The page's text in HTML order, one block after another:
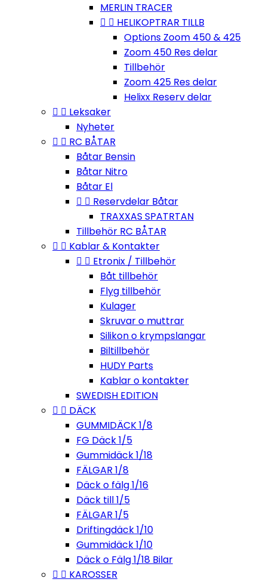
MERLIN TRACER
  HELIKOPTRAR TILLB
Options Zoom 450 & 425
Zoom 450 Res delar
Tillbehör
Zoom 425 Res delar
Helixx Reserv delar
  Leksaker
Nyheter
  RC BÅTAR
Båtar Bensin
Båtar Nitro
Båtar El
  Reservdelar Båtar
TRAXXAS SPATRTAN
Tillbehör RC BÅTAR
  Kablar & Kontakter
  Etronix / Tillbehör
Båt tillbehör
Flyg tillbehör
Kulager
Skruvar o muttrar
Silikon o krympslangar
Biltillbehör
HUDY Parts
Kablar o kontakter
SWEDISH EDITION
  DÄCK
GUMMIDÄCK 1/8
FG Däck 1/5
Gummidäck 1/18
FÄLGAR 1/8
Däck o fälg 1/16
Däck till 1/5
FÄLGAR 1/5
Driftingdäck 1/10
Gummidäck 1/10
Däck o Fälg 1/18 Bilar
  KAROSSER